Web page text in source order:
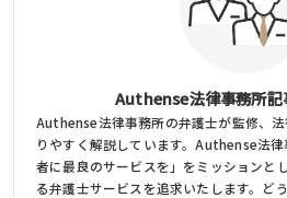
Authense法律事務所記
Authense法律事務所の弁護士が監修、
りやすく解説しています。Authense法
者に最良のサービスを」をミッションと
る弁護士サービスを追求いたします。ど